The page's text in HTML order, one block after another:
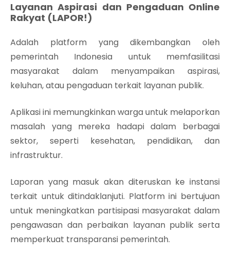
Layanan Aspirasi dan Pengaduan Online
Rakyat (LAPOR!)
Adalah platform yang dikembangkan oleh
pemerintah Indonesia untuk memfasilitasi
masyarakat dalam menyampaikan aspirasi,
keluhan, atau pengaduan terkait layanan publik.
Aplikasi ini memungkinkan warga untuk melaporkan
masalah yang mereka hadapi dalam berbagai
sektor, seperti kesehatan, pendidikan, dan
infrastruktur.
Laporan yang masuk akan diteruskan ke instansi
terkait untuk ditindaklanjuti. Platform ini bertujuan
untuk meningkatkan partisipasi masyarakat dalam
pengawasan dan perbaikan layanan publik serta
memperkuat transparansi pemerintah.